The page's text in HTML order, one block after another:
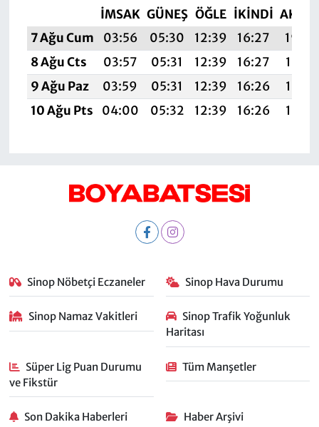
İMSAK GÜNEŞ ÖĞLE İKINDI
7 Ağu Cum
03:56 05:30 12:39 16:27
19:39
8 Ağu Cts
03:57 05:31 12:39 16:27
19:38
9 Ağu Paz
03:59 05:31 12:39 16:26
19:37
10 Ağu Pts
04:00 05:32 12:39 16:26 19:35
Sinop Nöbetçi Eczaneler Sinop Hava Durumu
Sinop Namaz Vakitleri
Sinop Trafik Yoğunluk
Haritası
Süper Lig Puan Durumu
ve Fikstür
Tüm Manşetler
Son Dakika Haberleri Haber Arşivi